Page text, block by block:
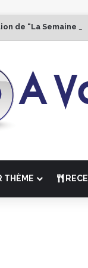
de “La Semaine
THÈME